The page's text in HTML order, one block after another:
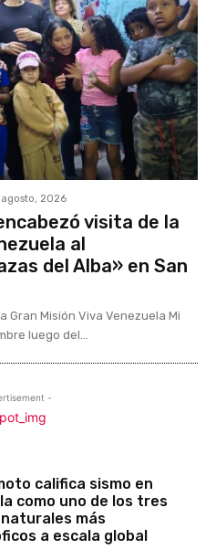
2026
visita de la
al
del Alba» en San
Gran Misión Viva Venezuela Mi
luego del...
-
califica sismo en
como uno de los tres
más
a escala global